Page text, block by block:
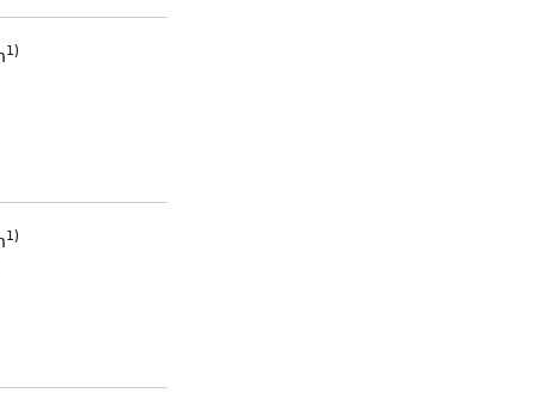
1)
1)